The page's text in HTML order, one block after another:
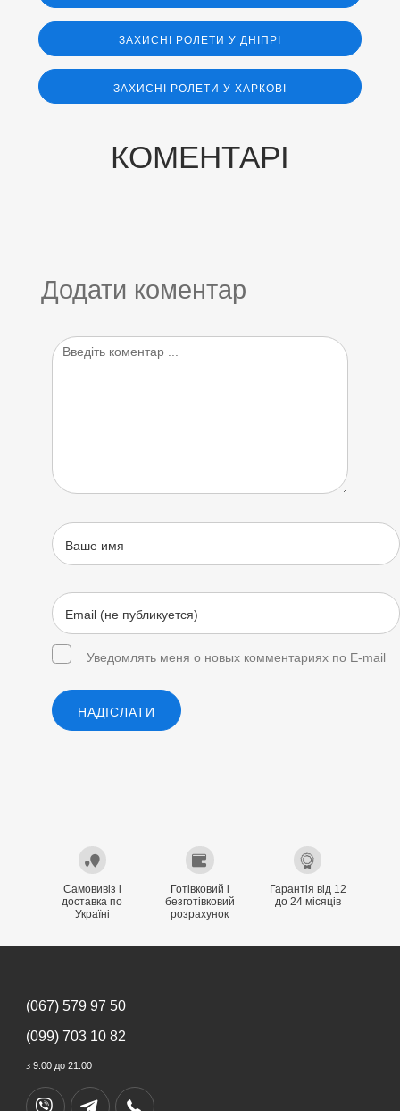
ЗАХИСНІ РОЛЕТИ У ДНІПРІ
ЗАХИСНІ РОЛЕТИ У ХАРКОВІ
КОМЕНТАРІ
Додати коментар
Уведомлять меня о новых комментариях по E-mail
НАДІСЛАТИ
Самовивіз і
доставка по
Україні
Готівковий і
безготівковий
розрахунок
Гарантія від 12
до 24 місяців
(067) 579 97 50
(099) 703 10 82
з 9:00 до 21:00